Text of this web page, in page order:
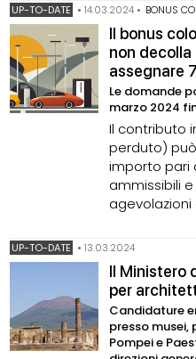
UP-TO-DATE •14.03.2024 • BONUS
Il bonus
non decolla
assegnare
Le domande
marzo 2024
Il contributo
perduto)
importo pari
ammissibili
UP-TO-DATE •13.03.2024
Il Ministero
per
Candidature
presso musei,
Pompei e